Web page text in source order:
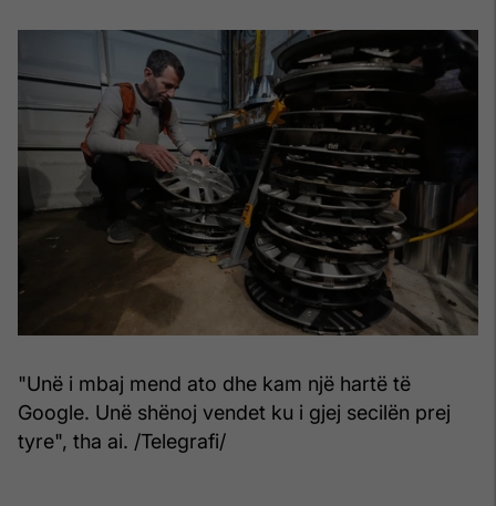
"Unë i mbaj mend ato dhe kam një hartë të
Google. Unë shënoj vendet ku i gjej secilën prej
tyre", tha ai. /Telegrafi/